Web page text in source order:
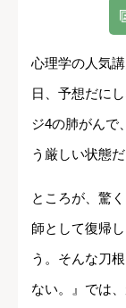
心理学の人気
日、予想だに
ジ4の肺がんで
う厳しい状態だ
ところが、驚
師として復帰
う。そんな刀
ない。』では